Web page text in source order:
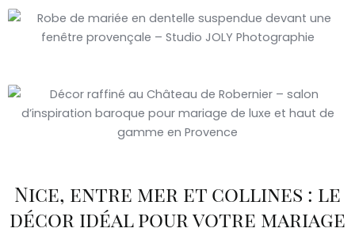
Nice, entre mer et collines : le
décor idéal pour votre mariage